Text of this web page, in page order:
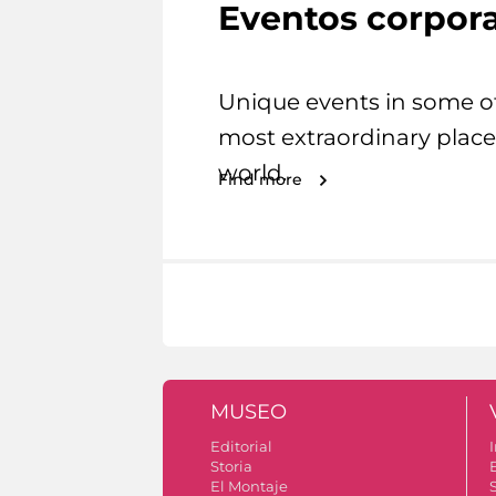
Eventos
Unique events in some
most extraordinary
world.
Find more
MUSEO
Editorial
Storia
El Montaje